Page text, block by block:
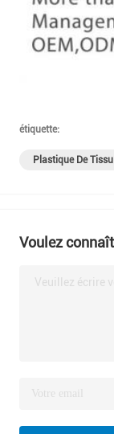
étiquette:
Plastique De
Voulez
Veuillez écrire